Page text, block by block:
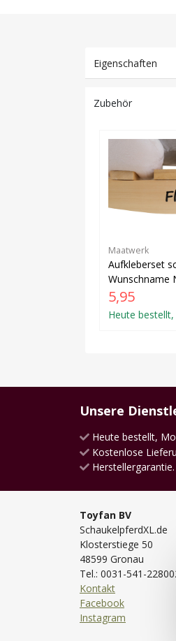
Eigenschaften
Zubehör
Maatwerk
Aufkleberset
Wunschname
5,95
Heute
Unsere
Heute bestellt,
Kostenlose
Herstellergarantie.
Toyfan BV
SchaukelpferdXL.de
Klosterstiege 50
48599 Gronau
Tel.: 0031-541-
Kontakt
Facebook
Instagram